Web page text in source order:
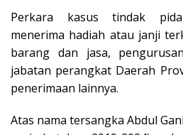
Perkara kasus tindak
menerima hadiah atau janji
barang dan jasa,
jabatan perangkat Daerah
penerimaan lainnya.
Atas nama tersangka Abdul